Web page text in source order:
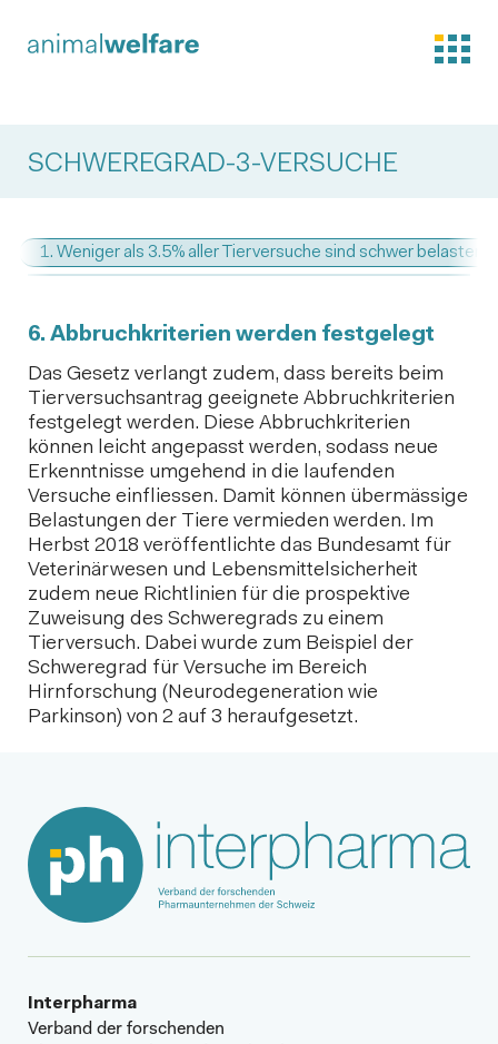
SCHWEREGRAD-3-VERSUCHE
1. Weniger als 3.5% aller Tierversuche sind schwer belastend
6. Abbruchkriterien werden festgelegt
Das Gesetz verlangt zudem, dass bereits beim
Tierversuchsantrag geeignete Abbruchkriterien
festgelegt werden. Diese Abbruchkriterien
können leicht angepasst werden, sodass neue
Erkenntnisse umgehend in die laufenden
Versuche einfliessen. Damit können übermässige
Belastungen der Tiere vermieden werden. Im
Herbst 2018 veröffentlichte das Bundesamt für
Veterinärwesen und Lebensmittelsicherheit
zudem neue Richtlinien für die prospektive
Zuweisung des Schweregrads zu einem
Tierversuch. Dabei wurde zum Beispiel der
Schweregrad für Versuche im Bereich
Hirnforschung (Neurodegeneration wie
Parkinson) von 2 auf 3 heraufgesetzt.
Interpharma
Verband der forschenden